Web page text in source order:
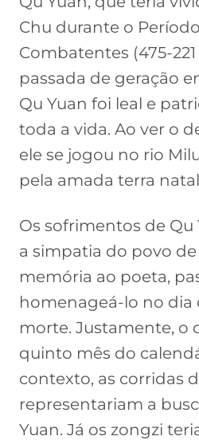
Chu durante o
Combatentes (475-221
passada de geração
Qu Yuan foi leal e
toda a vida. Ao ver o
ele se jogou no rio
pela amada terra
Os sofrimentos de
a simpatia do povo
memória ao poeta,
homenageá-lo no dia
morte. Justamente, o
quinto mês do
contexto, as corridas
representariam a
Yuan. Já os zongzi